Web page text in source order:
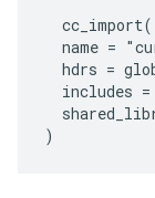
  cc_import(
name =
hdrs =
includes